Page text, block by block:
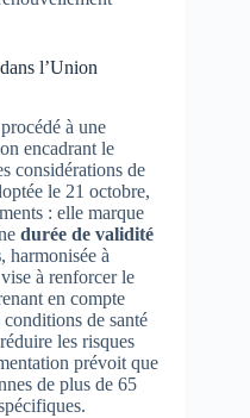
l’Union
à une
encadrant le
considérations de
le 21 octobre,
: elle marque
durée de validité
, harmonisée à
à renforcer le
en compte
de santé
les risques
prévoit que
de plus de 65